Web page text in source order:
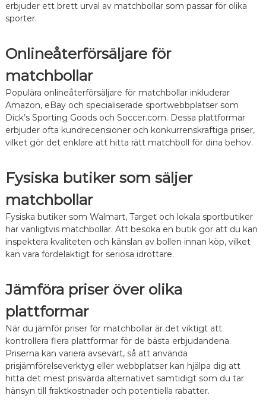
erbjuder ett brett urval av matchbollar som passar för olika
sporter.
Onlineåterförsäljare för
matchbollar
Populära onlineåterförsäljare för matchbollar inkluderar
Amazon, eBay och specialiserade sportwebbplatser som
Dick’s Sporting Goods och Soccer.com. Dessa plattformar
erbjuder ofta kundrecensioner och konkurrenskraftiga priser,
vilket gör det enklare att hitta rätt matchboll för dina behov.
Fysiska butiker som säljer
matchbollar
Fysiska butiker som Walmart, Target och lokala sportbutiker
har vanligtvis matchbollar. Att besöka en butik gör att du kan
inspektera kvaliteten och känslan av bollen innan köp, vilket
kan vara fördelaktigt för seriösa idrottare.
Jämföra priser över olika
plattformar
När du jämför priser för matchbollar är det viktigt att
kontrollera flera plattformar för de bästa erbjudandena.
Priserna kan variera avsevärt, så att använda
prisjämförelseverktyg eller webbplatser kan hjälpa dig att
hitta det mest prisvärda alternativet samtidigt som du tar
hänsyn till fraktkostnader och potentiella rabatter.